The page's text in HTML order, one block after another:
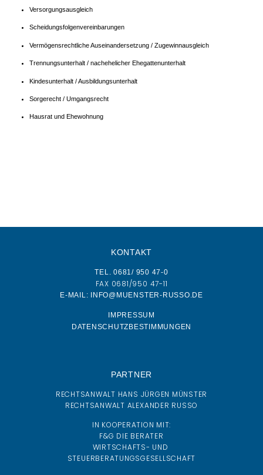
Versorgungsausgleich
Scheidungsfolgenvereinbarungen
Vermögensrechtliche Auseinandersetzung / Zugewinnausgleich
Trennungsunterhalt / nachehelicher Ehegattenunterhalt
Kindesunterhalt / Ausbildungsunterhalt
Sorgerecht / Umgangsrecht
Hausrat und Ehewohnung
KONTAKT
TEL. 0681/ 950 47-0
FAX 0681/950 47-11
E-MAIL: INFO@MUENSTER-RUSSO.DE
IMPRESSUM
DATENSCHUTZBESTIMMUNGEN
PARTNER
RECHTSANWALT HANS JÜRGEN MÜNSTER
RECHTSANWALT ALEXANDER RUSSO
IN KOOPERATION MIT:
F&G DIE BERATER
WIRTSCHAFTS- UND
STEUERBERATUNGSGESELLSCHAFT